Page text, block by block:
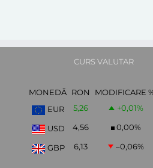
CURS VALUTAR
MONEDĂ RON
MODIFICARE
EUR
5,26 +0,01%
USD 4,56 0,00%
GBP 6,13 –0,06%